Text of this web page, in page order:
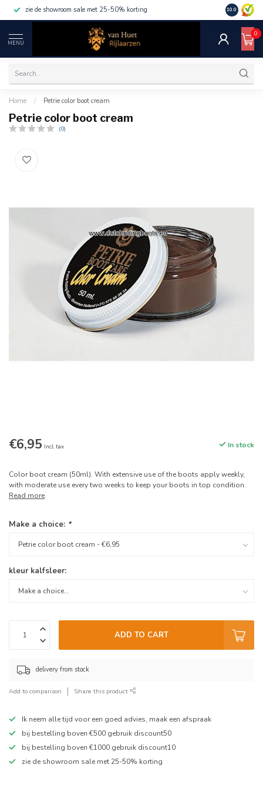
zie de showroom sale met 25-50% korting 10.0
MENU
0
Home / Petrie color boot cream
Petrie color boot cream
(0)
€6,95 Incl. tax In stock
Color boot cream (50ml). With extensive use of the boots apply weekly,
with moderate use every two weeks to keep your boots in top condition.
Read more.
Make a choice: *
kleur kalfsleer:
ADD TO CART
delivery from stock
Add to comparison Share this product
Ik neem alle tijd voor een goed advies, maak een afspraak
bij bestelling boven €500 gebruik discount50
bij bestelling boven €1000 gebruik discount10
zie de showroom sale met 25-50% korting